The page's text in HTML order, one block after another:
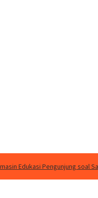
Edukasi Pengunjung soal